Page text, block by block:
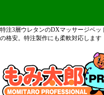
特注3層ウレタンのDXマッサージベ
の格安。特注製作にも柔軟対応します